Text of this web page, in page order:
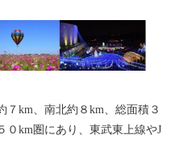
km、南北約８km、総面積３
０km圏にあり、東武東上線やJ